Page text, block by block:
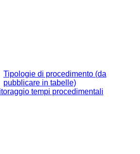
Tipologie di procedimento (da
pubblicare in tabelle)
tempi procedimentali